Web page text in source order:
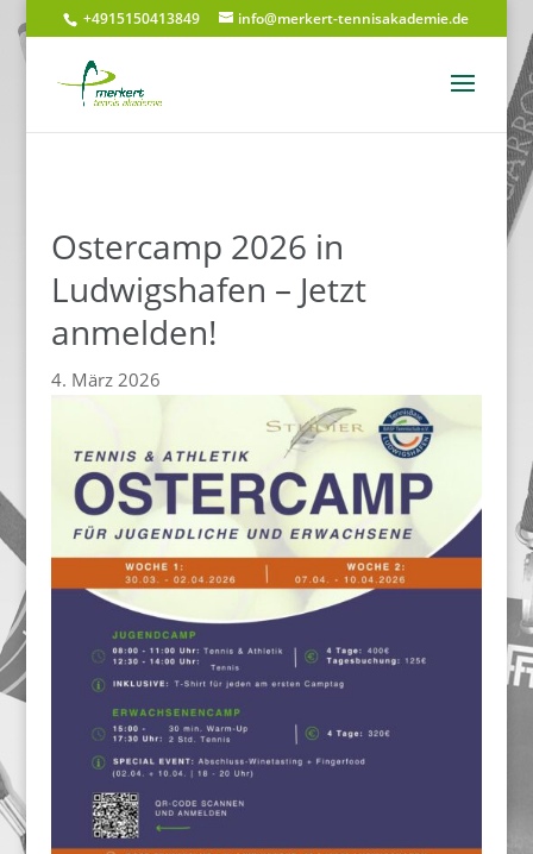
+4915150413849 info@merkert-tennisakademie.de
Ostercamp 2026 in
Ludwigshafen – Jetzt
anmelden!
4. März 2026